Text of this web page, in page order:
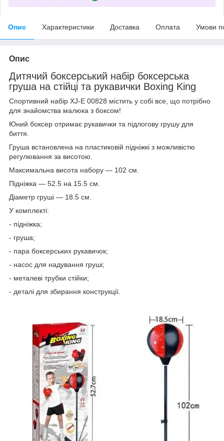
Опис Характеристики Доставка Оплата Умови
Опис
Дитячий боксерський набір боксерська
груша на стійці та рукавички Boxing King
Спортивний набір XJ-E 00828 містить у собі все, що потрібно
для знайомства малюка з боксом!
Юний боксер отримає рукавички та підлогову грушу для
биття.
Груша встановлена на пластиковій підніжкі з можливістю
регулювання за висотою.
Максимальна висота набору — 102 см.
Підніжка — 52.5 на 15.5 см.
Діаметр груші — 18.5 см.
У комплекті:
- підніжка;
- груша;
- пара боксерських рукавичок;
- насос для надування груші;
- металеві трубки стійки;
- деталі для збирання конструкції.